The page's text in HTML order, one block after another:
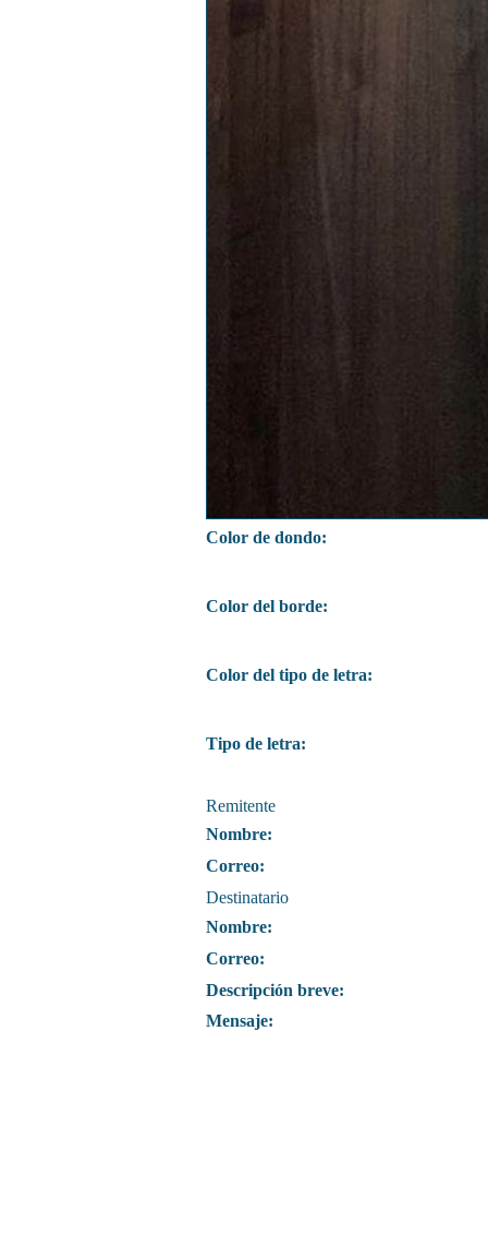
Color de dondo:
Color del borde:
Color del tipo de letra:
Tipo de letra:
Remitente
Nombre:
Correo:
Destinatario
Nombre:
Correo:
Descripción breve:
Mensaje: